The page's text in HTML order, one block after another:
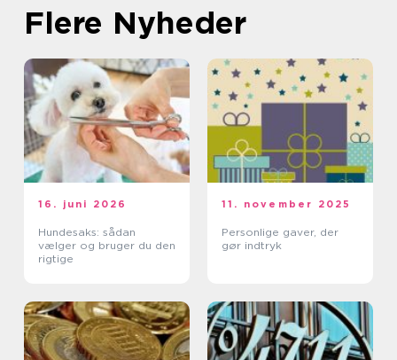
Flere Nyheder
16. juni 2026
Hundesaks: sådan
vælger og bruger du den
rigtige
11. november 2025
Personlige gaver, der
gør indtryk